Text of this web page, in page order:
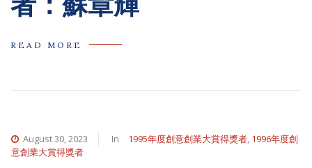
READ MORE
August 30, 2023 In 1995年度創意創業大賞得獎者, 1996年度創
意創業大賞得獎者